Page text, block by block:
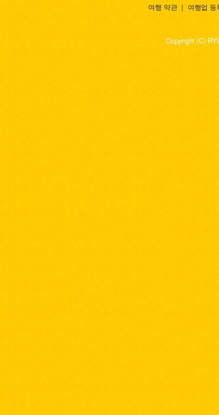
여행 약관 ｜ 여행업 등
Copyright (C)